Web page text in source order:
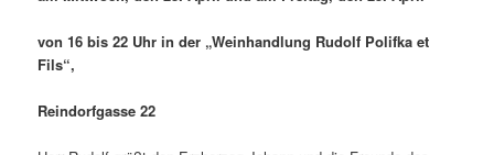
von 16 bis 22 Uhr in der „Weinhandlung Rudolf Polifka et
Fils“,
Reindorfgasse 22